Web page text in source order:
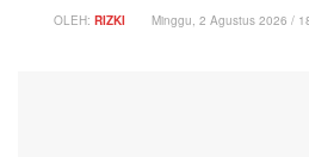
OLEH: RIZKI Minggu, 2 Agustus 2026 /